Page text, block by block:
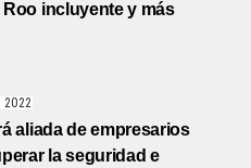
incluyente y más
2022
aliada de empresarios
la seguridad e